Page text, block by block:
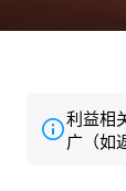
利益相
广（如